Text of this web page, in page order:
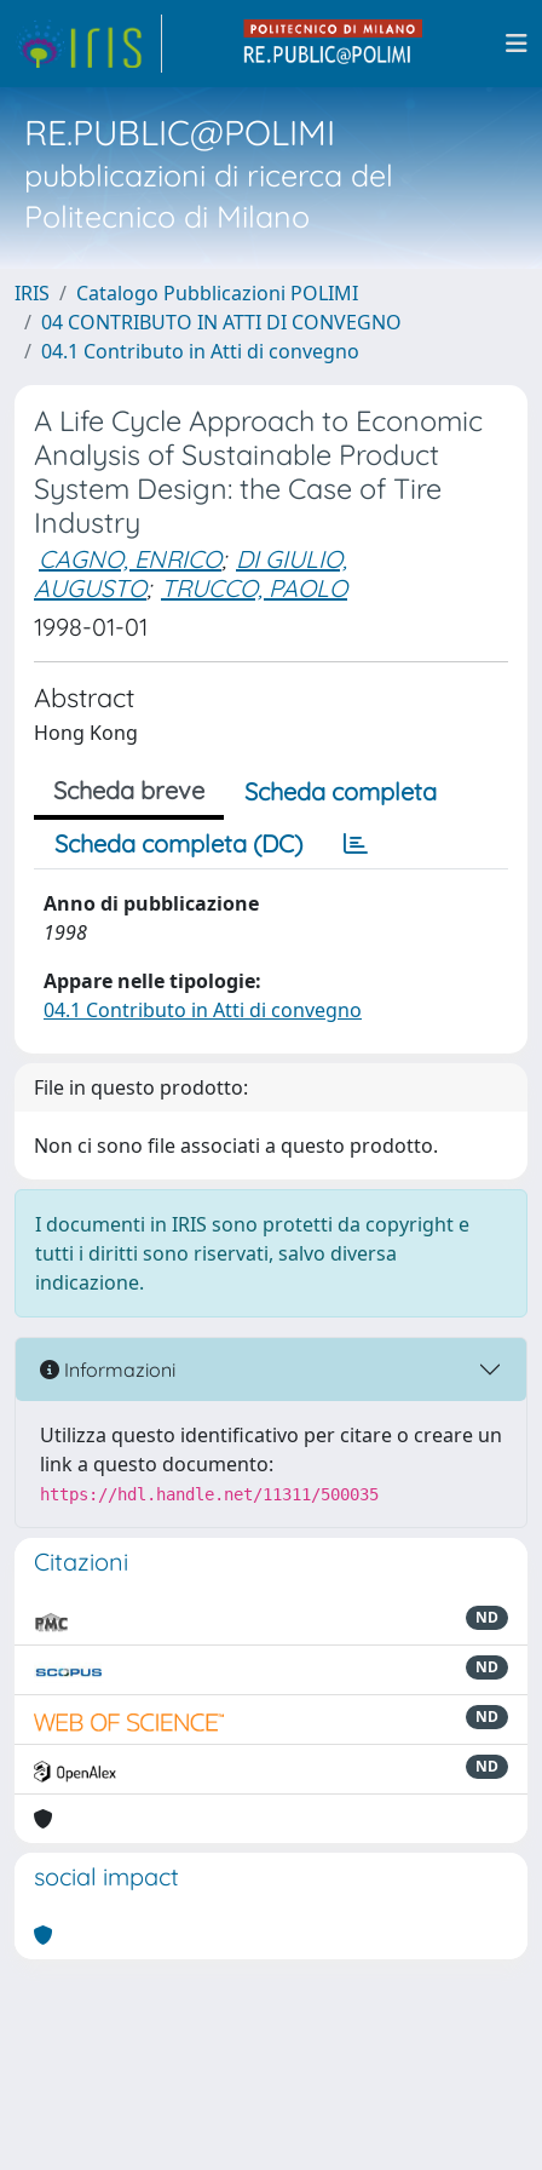
RE.PUBLIC@POLIMI
pubblicazioni di ricerca del
Politecnico di Milano
IRIS
Catalogo Pubblicazioni POLIMI
04 CONTRIBUTO IN ATTI DI CONVEGNO
04.1 Contributo in Atti di convegno
A Life Cycle Approach to Economic
Analysis of Sustainable Product
System Design: the Case of Tire
Industry
CAGNO, ENRICO; DI GIULIO,
AUGUSTO; TRUCCO, PAOLO
1998-01-01
Abstract
Hong Kong
Scheda breve
Scheda completa
Scheda completa (DC)
Anno di pubblicazione
1998
Appare nelle tipologie:
04.1 Contributo in Atti di convegno
File in questo prodotto:
Non ci sono file associati a questo prodotto.
I documenti in IRIS sono protetti da copyright e
tutti i diritti sono riservati, salvo diversa
indicazione.
Informazioni
Utilizza questo identificativo per citare o creare un
link a questo documento:
https://hdl.handle.net/11311/500035
Citazioni
ND
ND
ND
ND
social impact